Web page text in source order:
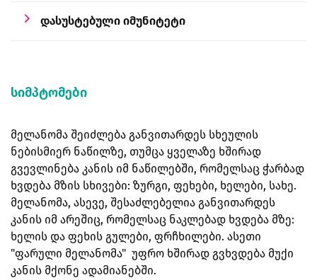
დასუსტებული იმუნიტეტი
სიმპტომები
მელანომა შეიძლება განვითარდეს სხეულის
ნებისმიერ ნაწილზე, თუმცა ყველაზე ხშირად
გვევლინება კანის იმ ნაწილებში, რომელსაც ჭარბად
ხვდება მზის სხივები: ზურგი, ფეხები, ხელები, სახე.
მელანომა, ასევე, შესაძლებელია განვითარდეს
კანის იმ არეშიც, რომელსაც ნაკლებად ხვდება მზე:
ხელის და ფეხის გულები, ფრჩხილები. ასეთი
"ფარული მელანომა" უფრო ხშირად გვხვდება მუქი
კანის მქონე ადამიანებში.